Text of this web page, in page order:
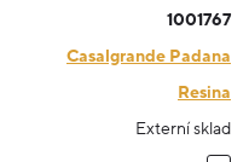
1001767
Casalgrande Padana
Resina
Externí sklad